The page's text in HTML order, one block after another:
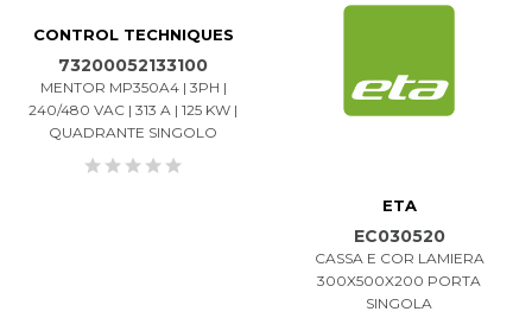
CONTROL TECHNIQUES
73200052133100
MENTOR MP350A4 | 3PH |
240/480 VAC | 313 A | 125 KW |
QUADRANTE SINGOLO
ETA
EC030520
CASSA E COR LAMIERA
300X500X200 PORTA
SINGOLA